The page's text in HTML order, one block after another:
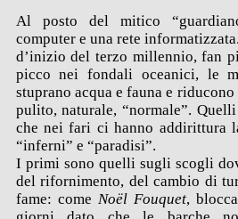
Al posto del mitico
computer e una rete
d’inizio del terzo millennio, fan
picco nei fondali oceanici, le
stuprano acqua e fauna e
pulito, naturale, “normale”.
che nei fari ci hanno addirittura
“inferni” e “paradisi”.
I primi sono quelli sugli scogli
del rifornimento, del cambio di
fame: come Noël Fouquet,